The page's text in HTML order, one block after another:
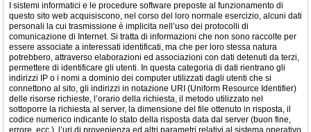
I sistemi informatici e le procedure software preposte al funzionamento di
questo sito web acquisiscono, nel corso del loro normale esercizio, alcuni dati
personali la cui trasmissione è implicita nell’uso dei protocolli di
comunicazione di Internet. Si tratta di informazioni che non sono raccolte per
essere associate a interessati identificati, ma che per loro stessa natura
potrebbero, attraverso elaborazioni ed associazioni con dati detenuti da terzi,
permettere di identificare gli utenti. In questa categoria di dati rientrano gli
indirizzi IP o i nomi a dominio dei computer utilizzati dagli utenti che si
connettono al sito, gli indirizzi in notazione URI (Uniform Resource Identifier)
delle risorse richieste, l’orario della richiesta, il metodo utilizzato nel
sottoporre la richiesta al server, la dimensione del file ottenuto in risposta, il
codice numerico indicante lo stato della risposta data dal server (buon fine,
errore, ecc.), l’uri di provenienza ed altri parametri relativi al sistema operativo